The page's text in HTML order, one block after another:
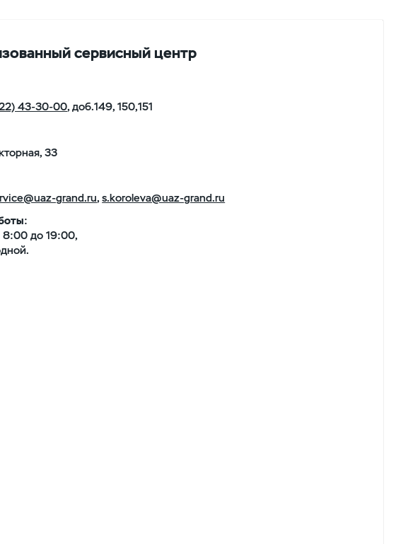
сервисный центр
43-30-00, доб.149, 150,151
33
grand.ru,s.koroleva@uaz-grand.ru
:
8:00 до 19:00,